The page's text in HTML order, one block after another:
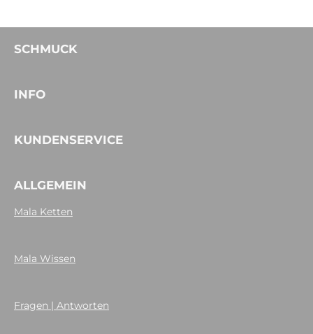
SCHMUCK
INFO
KUNDENSERVICE
ALLGEMEIN
Mala Ketten
Mala Wissen
Fragen | Antworten